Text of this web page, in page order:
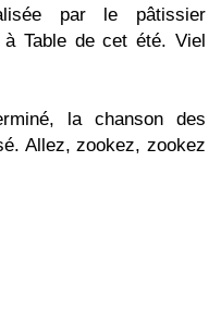
par le pâtissier
Table de cet été. Viel
la chanson des
Allez, zookez, zookez